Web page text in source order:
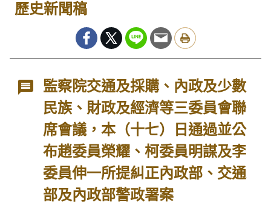
歷史新聞稿
監察院交通及採購、內政及少數
民族、財政及經濟等三委員會聯
席會議，本（十七）日通過並公
布趙委員榮耀、柯委員明謀及李
委員伸一所提糾正內政部、交通
部及內政部警政署案